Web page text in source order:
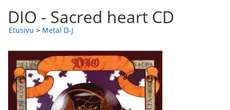
DIO - Sacred heart CD
Etusivu > Metal D-J